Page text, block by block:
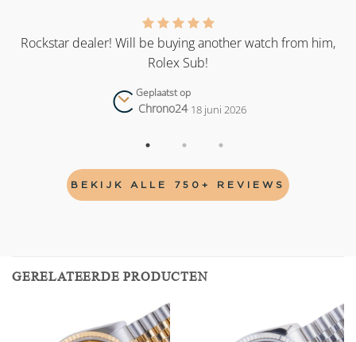
Rockstar dealer! Will be buying another watch from him,
Rolex Sub!
Geplaatst op
Chrono24 18 juni 2026
BEKIJK ALLE 750+ REVIEWS
GERELATEERDE PRODUCTEN
Add to
wishlist
Add to
wishlist